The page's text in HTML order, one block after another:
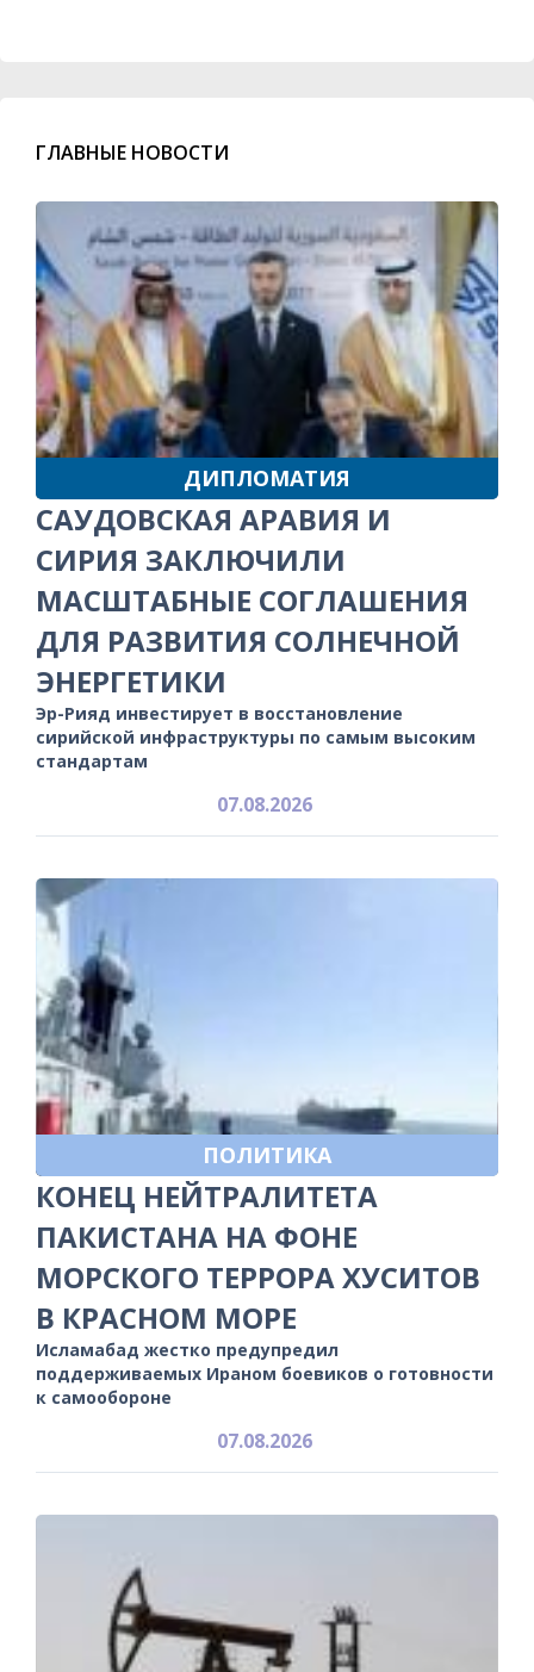
ГЛАВНЫЕ НОВОСТИ
ДИПЛОМАТИЯ
САУДОВСКАЯ АРАВИЯ И
СИРИЯ ЗАКЛЮЧИЛИ
МАСШТАБНЫЕ СОГЛАШЕНИЯ
ДЛЯ РАЗВИТИЯ СОЛНЕЧНОЙ
ЭНЕРГЕТИКИ
Эр-Рияд инвестирует в восстановление
сирийской инфраструктуры по самым высоким
стандартам
07.08.2026
ПОЛИТИКА
КОНЕЦ НЕЙТРАЛИТЕТА
ПАКИСТАНА НА ФОНЕ
МОРСКОГО ТЕРРОРА ХУСИТОВ
В КРАСНОМ МОРЕ
Исламабад жестко предупредил
поддерживаемых Ираном боевиков о готовности
к самообороне
07.08.2026